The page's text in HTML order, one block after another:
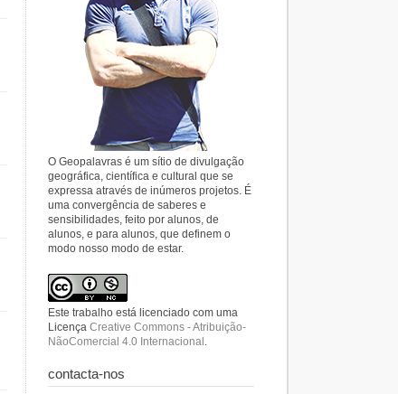
O Geopalavras é um sítio de divulgação
geográfica, científica e cultural que se
expressa através de inúmeros projetos. É
uma convergência de saberes e
sensibilidades, feito por alunos, de
alunos, e para alunos, que definem o
modo nosso modo de estar.
Este trabalho está licenciado com uma
Licença Creative Commons - Atribuição-
NãoComercial 4.0 Internacional .
contacta-nos